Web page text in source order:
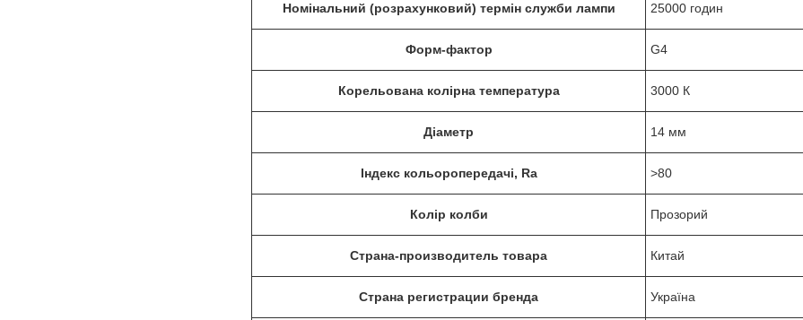
Номінальний (розрахунковий) термін служби лампи 25000 годин
Форм-фактор G4
Корельована колірна температура 3000 К
Діаметр 14 мм
Індекс кольоропередачі, Ra >80
Колір колби Прозорий
Страна-производитель товара Китай
Страна регистрации бренда Україна